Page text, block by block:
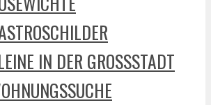
IN DER GROSSSTADT